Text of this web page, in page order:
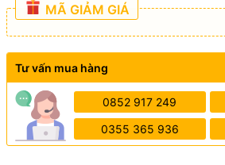
MÃ GIẢM GIÁ
Tư vấn mua hàng
0852 917 249
0355 365 936